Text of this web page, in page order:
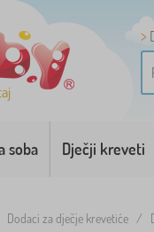
soba Dječji kreveti
Dodaci za dječje krevetiće /